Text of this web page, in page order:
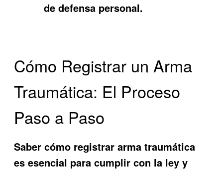
de defensa personal.
Cómo Registrar un Arma
Traumática: El Proceso
Paso a Paso
Sabercómo registrar arma traumática
es esencial para cumplir con la ley y